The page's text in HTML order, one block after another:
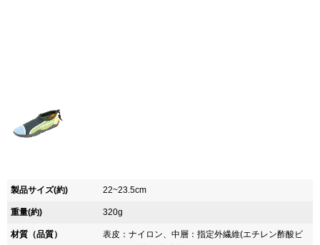
製品サイズ(約) 22~23.5cm
重量(約) 320g
材質（品質）
表皮：ナイロン、中層：指定外繊維(エチレン酢酸ビ